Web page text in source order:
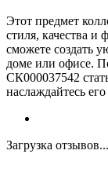
Этот предмет
стиля, качества и
сможете создать
доме или офисе.
СК000037542
наслаждайтесь
Загрузка отзывов...